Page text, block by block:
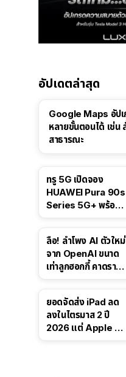
อัปเดตล่าสุด
Google Maps อัป
หลายขั้นตอนได้ เช่น
สาธารณะ
ทรู 5G เปิดจอง
HUAWEI Pura 90s
Series 5G+ พร้อม
ลือ! ลำโพง AI ตัวใหม่
จาก OpenAI ขนาด
เท่าลูกฮอกกี้ คาดราคา
ยอดจัดส่ง iPad ลด
ลงในไตรมาส 2 ปี
2026 แต่ Apple ยัง